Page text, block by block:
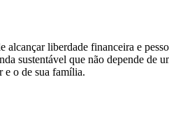
alcançar liberdade financeira e
sustentável que não depende
e o de sua família.